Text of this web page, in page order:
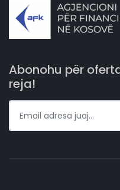
Abonohu për
reja!